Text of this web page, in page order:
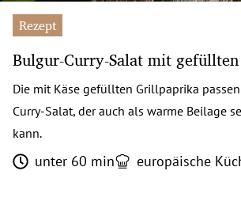
Rezept
Bulgur-Curry-Salat mit
Die mit Käse gefüllten Grillpaprika
Curry-Salat, der auch als warme Beilage
kann.
unter 60 min europäische